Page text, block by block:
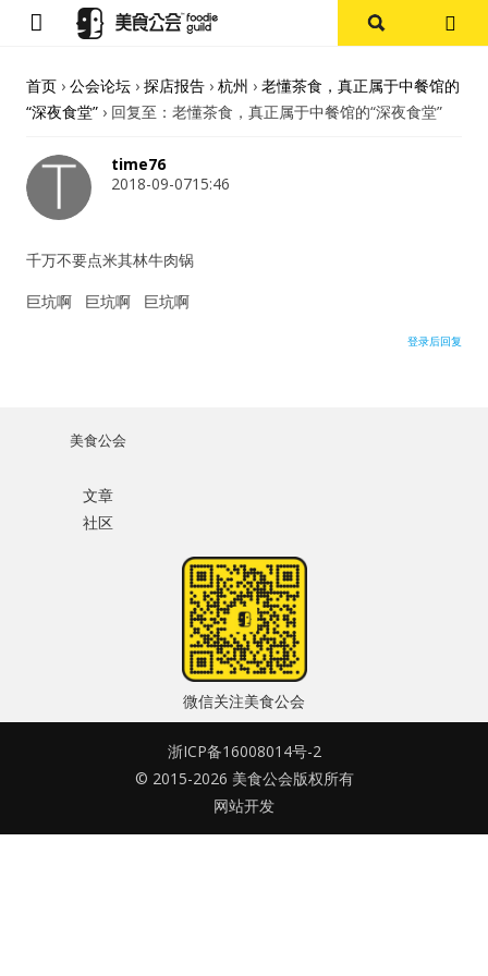
记住我的登录状态
没帐号？注册一个
首页
探店报告
公会活动
信息发布
悬赏测评
私家厨房
首页 › 公会论坛 › 探店报告 › 杭州 › 老懂茶食，真正属于中餐馆的
“深夜食堂” › 回复至：老懂茶食，真正属于中餐馆的“深夜食堂”
time76
2018-09-0715:46
千万不要点米其林牛肉锅
巨坑啊 巨坑啊 巨坑啊
登录后回复
美食公会
文章
社区
微信关注美食公会
浙ICP备16008014号-2
© 2015-2026 美食公会版权所有
网站开发